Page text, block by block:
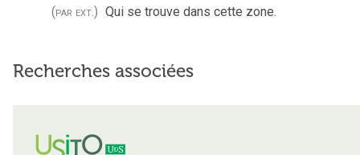
(par ext.) Qui se trouve dans cette zone.
Recherches associées